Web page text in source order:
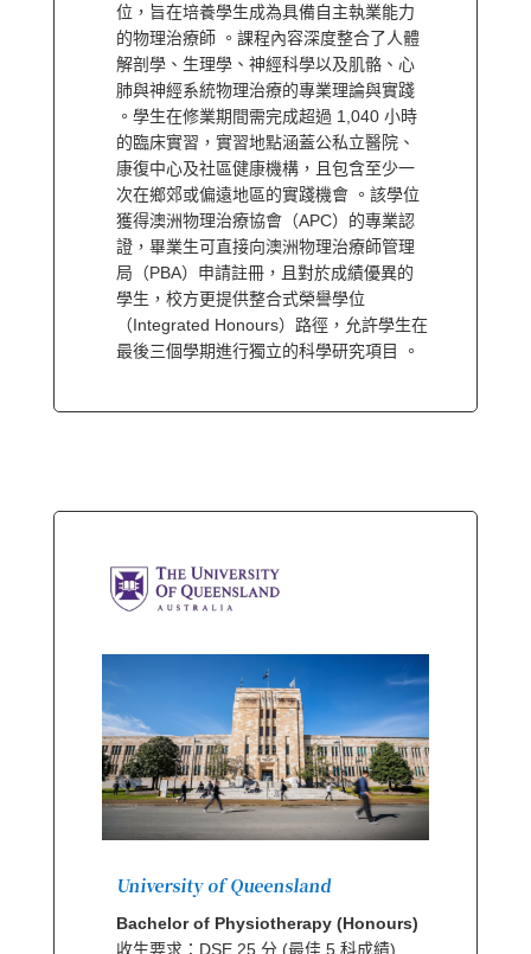
位，旨在培養學生成為具備自主執業能力
的物理治療師 。課程內容深度整合了人體
解剖學、生理學、神經科學以及肌骼、心
肺與神經系統物理治療的專業理論與實踐
。學生在修業期間需完成超過 1,040 小時
的臨床實習，實習地點涵蓋公私立醫院、
康復中心及社區健康機構，且包含至少一
次在鄉郊或偏遠地區的實踐機會 。該學位
獲得澳洲物理治療協會（APC）的專業認
證，畢業生可直接向澳洲物理治療師管理
局（PBA）申請註冊，且對於成績優異的
學生，校方更提供整合式榮譽學位
（Integrated Honours）路徑，允許學生在
最後三個學期進行獨立的科學研究項目 。
University of Queensland
Bachelor of Physiotherapy (Honours)
收生要求：DSE 25 分 (最佳 5 科成績)